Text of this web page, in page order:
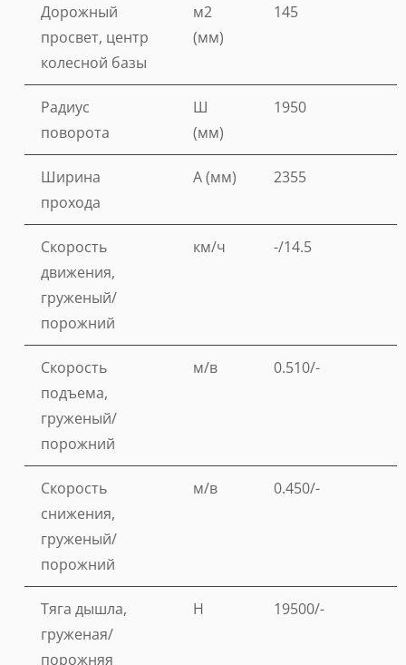
Дорожный
просвет, центр
колесной базы
м2
(мм)
145
Радиус
поворота
Ш
(мм)
1950
Ширина
прохода
A (мм) 2355
Скорость
движения,
груженый/
порожний
км/ч -/14.5
Скорость
подъема,
груженый/
порожний
м/в 0.510/-
Скорость
снижения,
груженый/
порожний
м/в 0.450/-
Тяга дышла,
груженая/
порожняя
Н 19500/-